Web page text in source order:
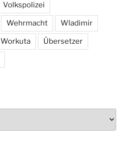
Volkspolizei
Wehrmacht Wladimir
Workuta Übersetzer